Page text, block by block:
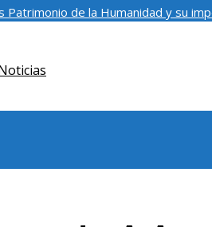
Patrimonio de la Humanidad y su